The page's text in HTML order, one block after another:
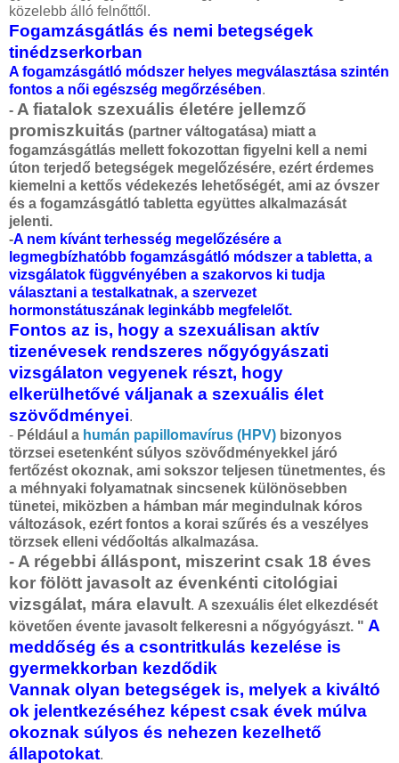
közelebb álló felnőttől.
Fogamzásgátlás és nemi betegségek
tinédzserkorban
A fogamzásgátló módszer helyes megválasztása szintén
fontos a női egészség megőrzésében.
- A fiatalok szexuális életére jellemző
promiszkuitás (partner váltogatása) miatt a
fogamzásgátlás mellett fokozottan figyelni kell a nemi
úton terjedő betegségek megelőzésére, ezért érdemes
kiemelni a kettős védekezés lehetőségét, ami az óvszer
és a fogamzásgátló tabletta együttes alkalmazását
jelenti.
-A nem kívánt terhesség megelőzésére a
legmegbízhatóbb fogamzásgátló módszer a tabletta, a
vizsgálatok függvényében a szakorvos ki tudja
választani a testalkatnak, a szervezet
hormonstátuszának leginkább megfelelőt.
Fontos az is, hogy a szexuálisan aktív
tizenévesek rendszeres nőgyógyászati
vizsgálaton vegyenek részt, hogy
elkerülhetővé váljanak a szexuális élet
szövődményei.
- Például a humán papillomavírus (HPV) bizonyos
törzsei esetenként súlyos szövődményekkel járó
fertőzést okoznak, ami sokszor teljesen tünetmentes, és
a méhnyaki folyamatnak sincsenek különösebben
tünetei, miközben a hámban már megindulnak kóros
változások, ezért fontos a korai szűrés és a veszélyes
törzsek elleni védőoltás alkalmazása.
- A régebbi álláspont, miszerint csak 18 éves
kor fölött javasolt az évenkénti citológiai
vizsgálat, mára elavult. A szexuális élet elkezdését
követően évente javasolt felkeresni a nőgyógyászt. " A
meddőség és a csontritkulás kezelése is
gyermekkorban kezdődik
Vannak olyan betegségek is, melyek a kiváltó
ok jelentkezéséhez képest csak évek múlva
okoznak súlyos és nehezen kezelhető
állapotokat.